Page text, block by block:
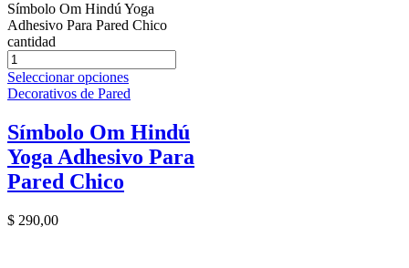
Símbolo Om Hindú Yoga
Adhesivo Para Pared Chico
cantidad
Seleccionar opciones
Decorativos de Pared
Símbolo Om Hindú
Yoga Adhesivo Para
Pared Chico
$ 290,00